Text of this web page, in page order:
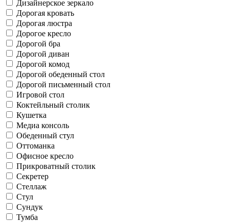
Дизайнерское зеркало
Дорогая кровать
Дорогая люстра
Дорогое кресло
Дорогой бра
Дорогой диван
Дорогой комод
Дорогой обеденный стол
Дорогой письменный стол
Игровой стол
Коктейльный столик
Кушетка
Медиа консоль
Обеденный стул
Оттоманка
Офисное кресло
Прикроватный столик
Секретер
Стеллаж
Стул
Сундук
Тумба